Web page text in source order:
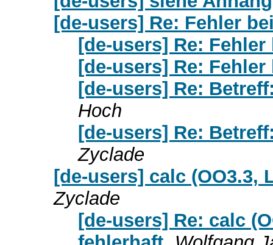
[de-users] Re: Fehler
[de-users] Re:
[de-users] Re:
[de-users] Re:
Hoch
[de-users] Re:
Zyclade
[de-users] calc (OO3.3,
Zyclade
[de-users] Re: calc